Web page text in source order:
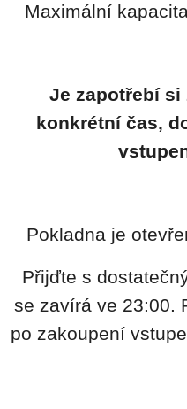
Maximální
Je zapotřebí
konkrétní čas,
Pokladna je
Přijďte s
se zavírá ve 23:00.
po zakoupení